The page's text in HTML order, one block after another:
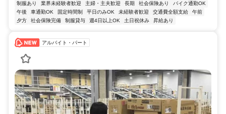
制服あり 業界未経験者歓迎 主婦・主夫歓迎 長期 社会保険あり
バイク通勤OK
午後
車通勤OK 固定時間制 平日のみOK 未経験者歓迎 交通費全額支給
午前
夕方
社会保険完備 制服貸与 週4日以上OK 土日祝休み 昇給あり
アルバイト・パート